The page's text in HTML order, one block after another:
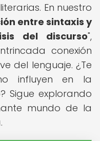
En nuestro
entre sintaxis y
del discurso",
conexión
del lenguaje. ¿Te
influyen en la
Sigue explorando
mundo de la